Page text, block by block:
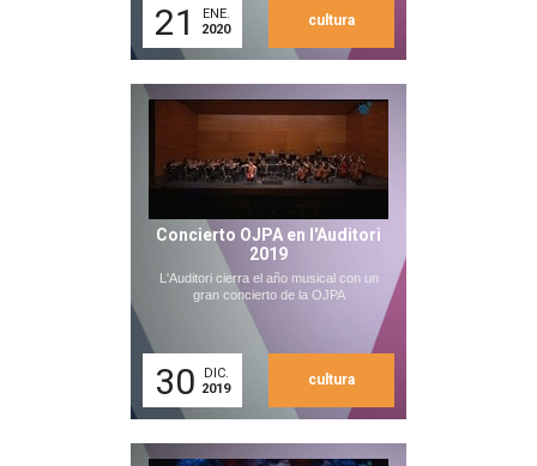
21
ENE.
2020
cultura
Concierto OJPA en l'Auditori
2019
L'Auditori cierra el año musical con un
gran concierto de la OJPA
30
DIC.
2019
cultura